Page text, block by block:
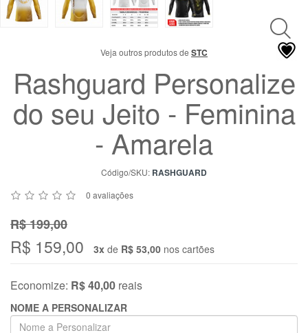
Chat
nos uma
mensagem
Veja outros produtos de STC
Rashguard Personalize
do seu Jeito - Feminina
- Amarela
Código/SKU: RASHGUARD
0 avaliações
R$ 199,00
R$ 159,00 3x de R$ 53,00 nos cartões
Economize: R$ 40,00 reais
NOME A PERSONALIZAR